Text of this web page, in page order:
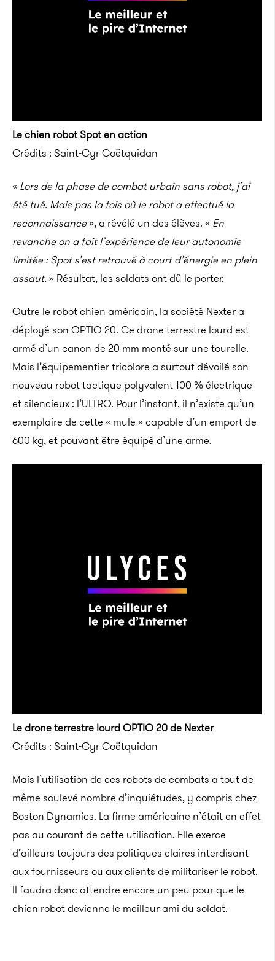
Le chien robot Spot en action
Crédits : Saint-Cyr Coëtquidan
« Lors de la phase de combat urbain sans robot, j’ai
été tué. Mais pas la fois où le robot a effectué la
reconnaissance», a révélé un des élèves. « En
revanche on a fait l’expérience de leur autonomie
limitée : Spot s’est retrouvé à court d’énergie en plein
assaut.» Résultat, les soldats ont dû le porter.
Outre le robot chien américain, la société Nexter a
déployé son OPTIO 20. Ce drone terrestre lourd est
armé d’un canon de 20 mm monté sur une tourelle.
Mais l’équipementier tricolore a surtout dévoilé son
nouveau robot tactique polyvalent 100 % électrique
et silencieux : l’ULTRO. Pour l’instant, il n’existe qu’un
exemplaire de cette « mule » capable d’un emport de
600 kg, et pouvant être équipé d’une arme.
Le drone terrestre lourd OPTIO 20 de Nexter
Crédits : Saint-Cyr Coëtquidan
Mais l’utilisation de ces robots de combats a tout de
même soulevé nombre d’inquiétudes, y compris chez
Boston Dynamics. La firme américaine n’était en effet
pas au courant de cette utilisation. Elle exerce
d’ailleurs toujours des politiques claires interdisant
aux fournisseurs ou aux clients de militariser le robot.
Il faudra donc attendre encore un peu pour que le
chien robot devienne le meilleur ami du soldat.